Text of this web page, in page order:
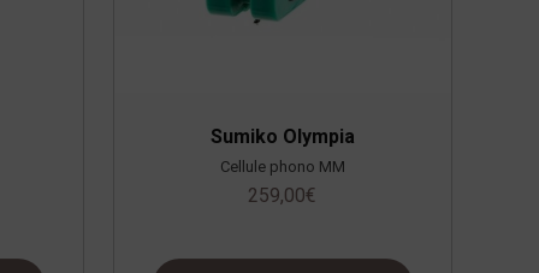
Sumiko Olympia
Cellule phono MM
259,00€